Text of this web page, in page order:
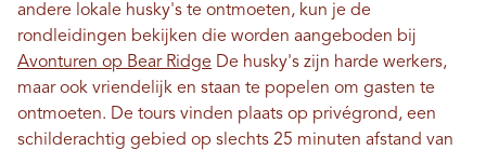
andere lokale husky's te ontmoeten, kun je de
rondleidingen bekijken die worden aangeboden bij
Avonturen op Bear Ridge De husky's zijn harde werkers,
maar ook vriendelijk en staan ​​te popelen om gasten te
ontmoeten. De tours vinden plaats op privégrond, een
schilderachtig gebied op slechts 25 minuten afstand van